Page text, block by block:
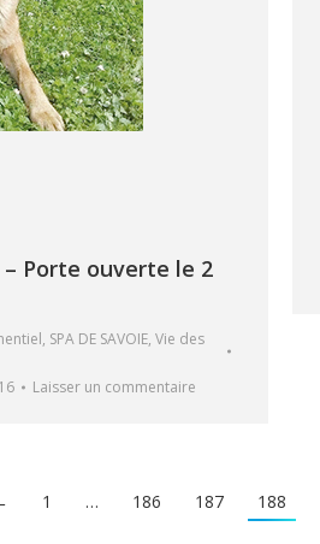
– Porte ouverte le 2
, SPA DE SAVOIE, Vie des
Laisser un commentaire
1 … 186 187 188